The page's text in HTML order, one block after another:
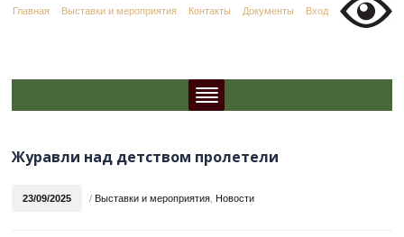
Главная Выставки и мероприятия Контакты Документы Вход
Журавли над детством пролетели
23/09/2025 / Выставки и мероприятия Новости